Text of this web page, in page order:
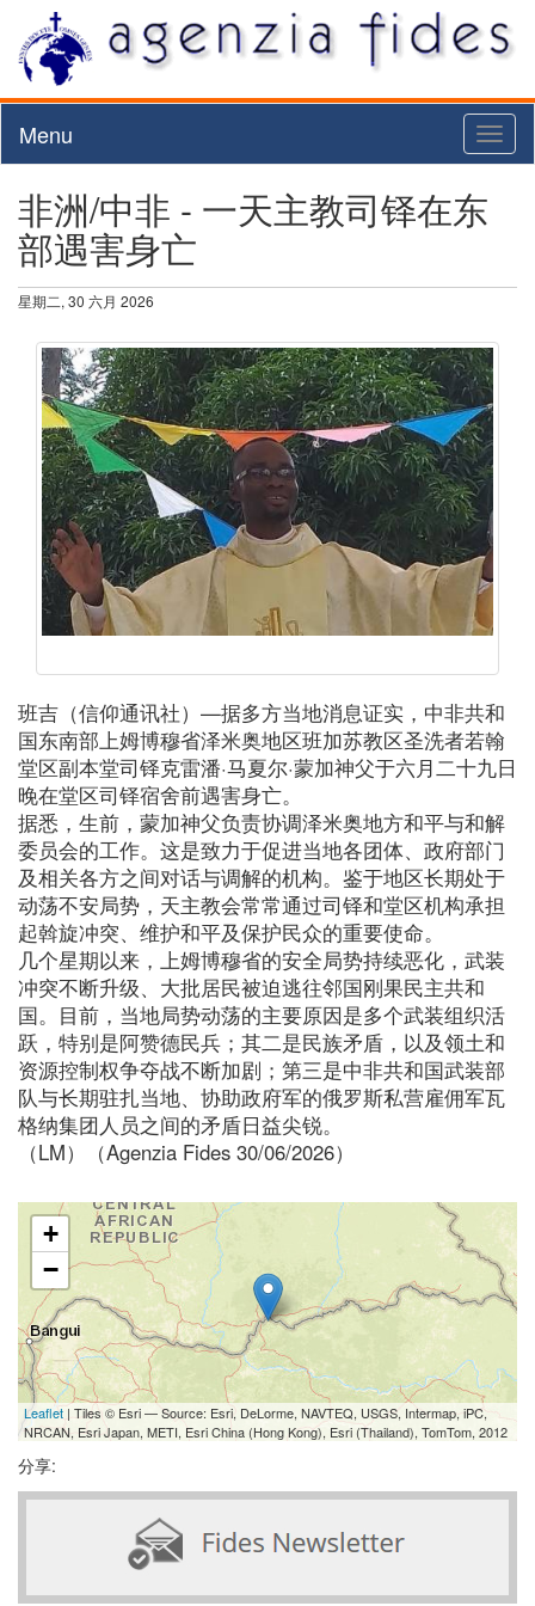
Menu
非洲/中非 - 一天主教司铎在东
部遇害身亡
星期二, 30 六月 2026
班吉（信仰通讯社）—据多方当地消息证实，中非共和
国东南部上姆博穆省泽米奥地区班加苏教区圣洗者若翰
堂区副本堂司铎克雷潘·马夏尔·蒙加神父于六月二十九日
晚在堂区司铎宿舍前遇害身亡。
据悉，生前，蒙加神父负责协调泽米奥地方和平与和解
委员会的工作。这是致力于促进当地各团体、政府部门
及相关各方之间对话与调解的机构。鉴于地区长期处于
动荡不安局势，天主教会常常通过司铎和堂区机构承担
起斡旋冲突、维护和平及保护民众的重要使命。
几个星期以来，上姆博穆省的安全局势持续恶化，武装
冲突不断升级、大批居民被迫逃往邻国刚果民主共和
国。目前，当地局势动荡的主要原因是多个武装组织活
跃，特别是阿赞德民兵；其二是民族矛盾，以及领土和
资源控制权争夺战不断加剧；第三是中非共和国武装部
队与长期驻扎当地、协助政府军的俄罗斯私营雇佣军瓦
格纳集团人员之间的矛盾日益尖锐。
（LM）（Agenzia Fides 30/06/2026）
+
−
Leaflet | Tiles © Esri — Source: Esri, DeLorme, NAVTEQ, USGS, Intermap, iPC,
NRCAN, Esri Japan, METI, Esri China (Hong Kong), Esri (Thailand), TomTom, 2012
分享: